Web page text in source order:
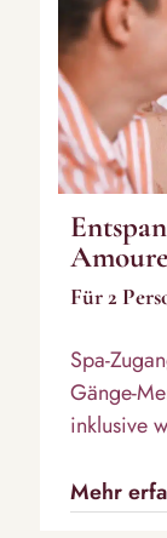
Für 2
Spa-
Gänge-
inklusive
Mehr